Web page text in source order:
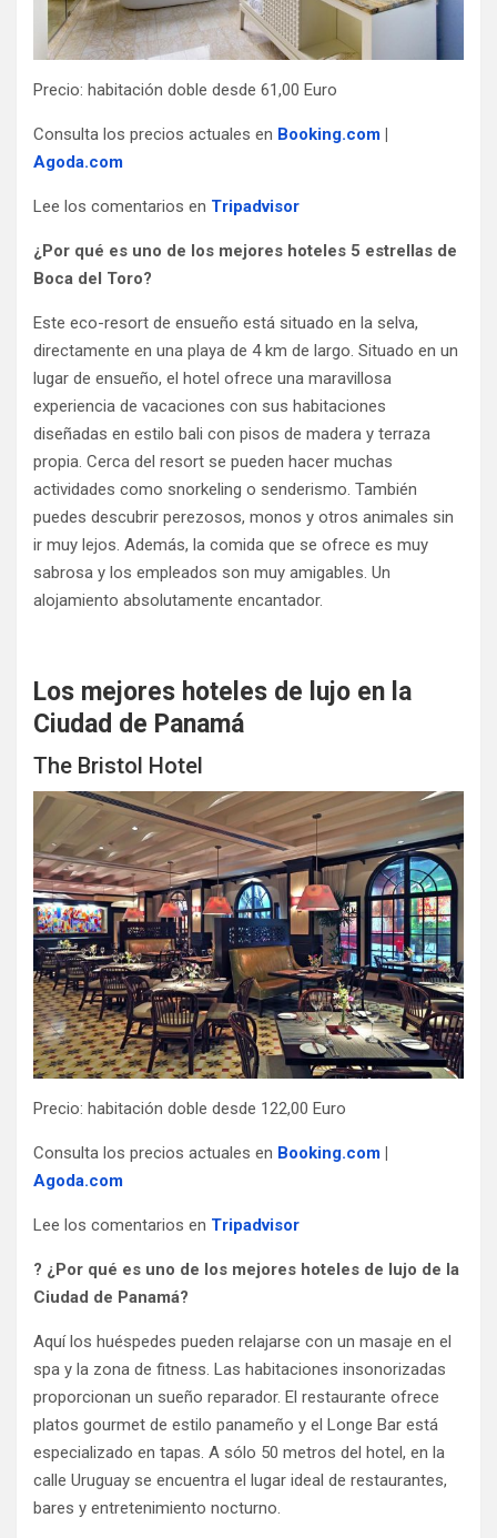
Precio: habitación doble desde 61,00 Euro
Consulta los precios actuales en Booking.com |
Agoda.com
Lee los comentarios en Tripadvisor
¿Por qué es uno de los mejores hoteles 5 estrellas de
Boca del Toro?
Este eco-resort de ensueño está situado en la selva,
directamente en una playa de 4 km de largo. Situado en un
lugar de ensueño, el hotel ofrece una maravillosa
experiencia de vacaciones con sus habitaciones
diseñadas en estilo bali con pisos de madera y terraza
propia. Cerca del resort se pueden hacer muchas
actividades como snorkeling o senderismo. También
puedes descubrir perezosos, monos y otros animales sin
ir muy lejos. Además, la comida que se ofrece es muy
sabrosa y los empleados son muy amigables. Un
alojamiento absolutamente encantador.
Los mejores hoteles de lujo en la
Ciudad de Panamá
The Bristol Hotel
Precio: habitación doble desde 122,00 Euro
Consulta los precios actuales en Booking.com |
Agoda.com
Lee los comentarios en Tripadvisor
? ¿Por qué es uno de los mejores hoteles de lujo de la
Ciudad de Panamá?
Aquí los huéspedes pueden relajarse con un masaje en el
spa y la zona de fitness. Las habitaciones insonorizadas
proporcionan un sueño reparador. El restaurante ofrece
platos gourmet de estilo panameño y el Longe Bar está
especializado en tapas. A sólo 50 metros del hotel, en la
calle Uruguay se encuentra el lugar ideal de restaurantes,
bares y entretenimiento nocturno.